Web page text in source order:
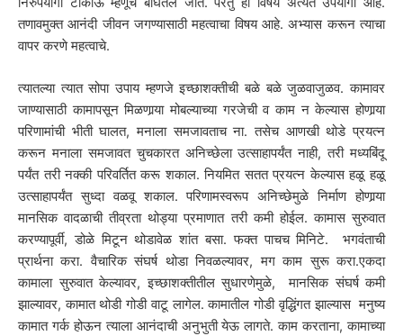
तणावमुक्त आनंदी जीवन जगण्यासाठी महत्वाचा विषय आहे. अभ्यास करून त्याचा
वापर करणे महत्वाचे.
त्यातल्या त्यात सोपा उपाय म्हणजे इच्छाशक्तीची बळे बळे जुळवाजुळव. कामावर
जाण्यासाठी कामापसून मिळणार्‍या मोबल्याच्या गरजेची व काम न केल्यास होणार्‍या
परिणामांची भीती घालत, मनाला समजावताच ना. तसेच आणखी थोडे प्रयत्न
करून मनाला समजावत चुचकारत अनिच्छेला उत्साहापर्यंत नाही, तरी मध्यबिंदू
पर्यंत तरी नक्की परिवर्तित करू शकाल. नियमित सतत प्रयत्न केल्यास हळू हळू
उत्साहापर्यंत सुध्दा वळवू शकाल. परिणामस्वरूप अनिच्छेमुळे निर्माण होणार्‍या
मानसिक वादळाची तीव्रता थोड्या प्रमाणात तरी कमी होईल. कामास सुरुवात
करण्यापूर्वी, डोळे मिटून थोडावेळ शांत बसा. फक्त पाचच मिनिटे. भगवंताची
प्रार्थना करा. वैचारिक संघर्ष थोडा निवळल्यावर, मग काम सुरू करा.एकदा
कामाला सुरुवात केल्यावर, इच्छाशक्तीतील सुधारणेमुळे, मानसिक संघर्ष कमी
झाल्यावर, कामात थोडी गोडी वाटू लागेल. कामातील गोडी वृद्धिंगत झाल्यास मनुष्य
कामात गर्क होऊन त्याला आनंदाची अनुभुती येऊ लागते. काम करताना, कामाच्या